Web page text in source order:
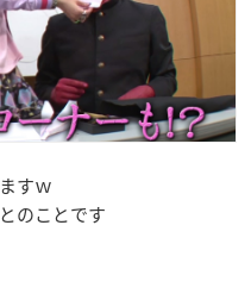
すｗ
のことです